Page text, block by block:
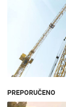
PREPORUČENO